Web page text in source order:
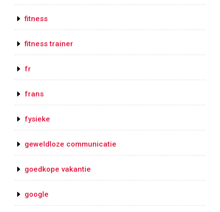
fitness
fitness trainer
fr
frans
fysieke
geweldloze communicatie
goedkope vakantie
google